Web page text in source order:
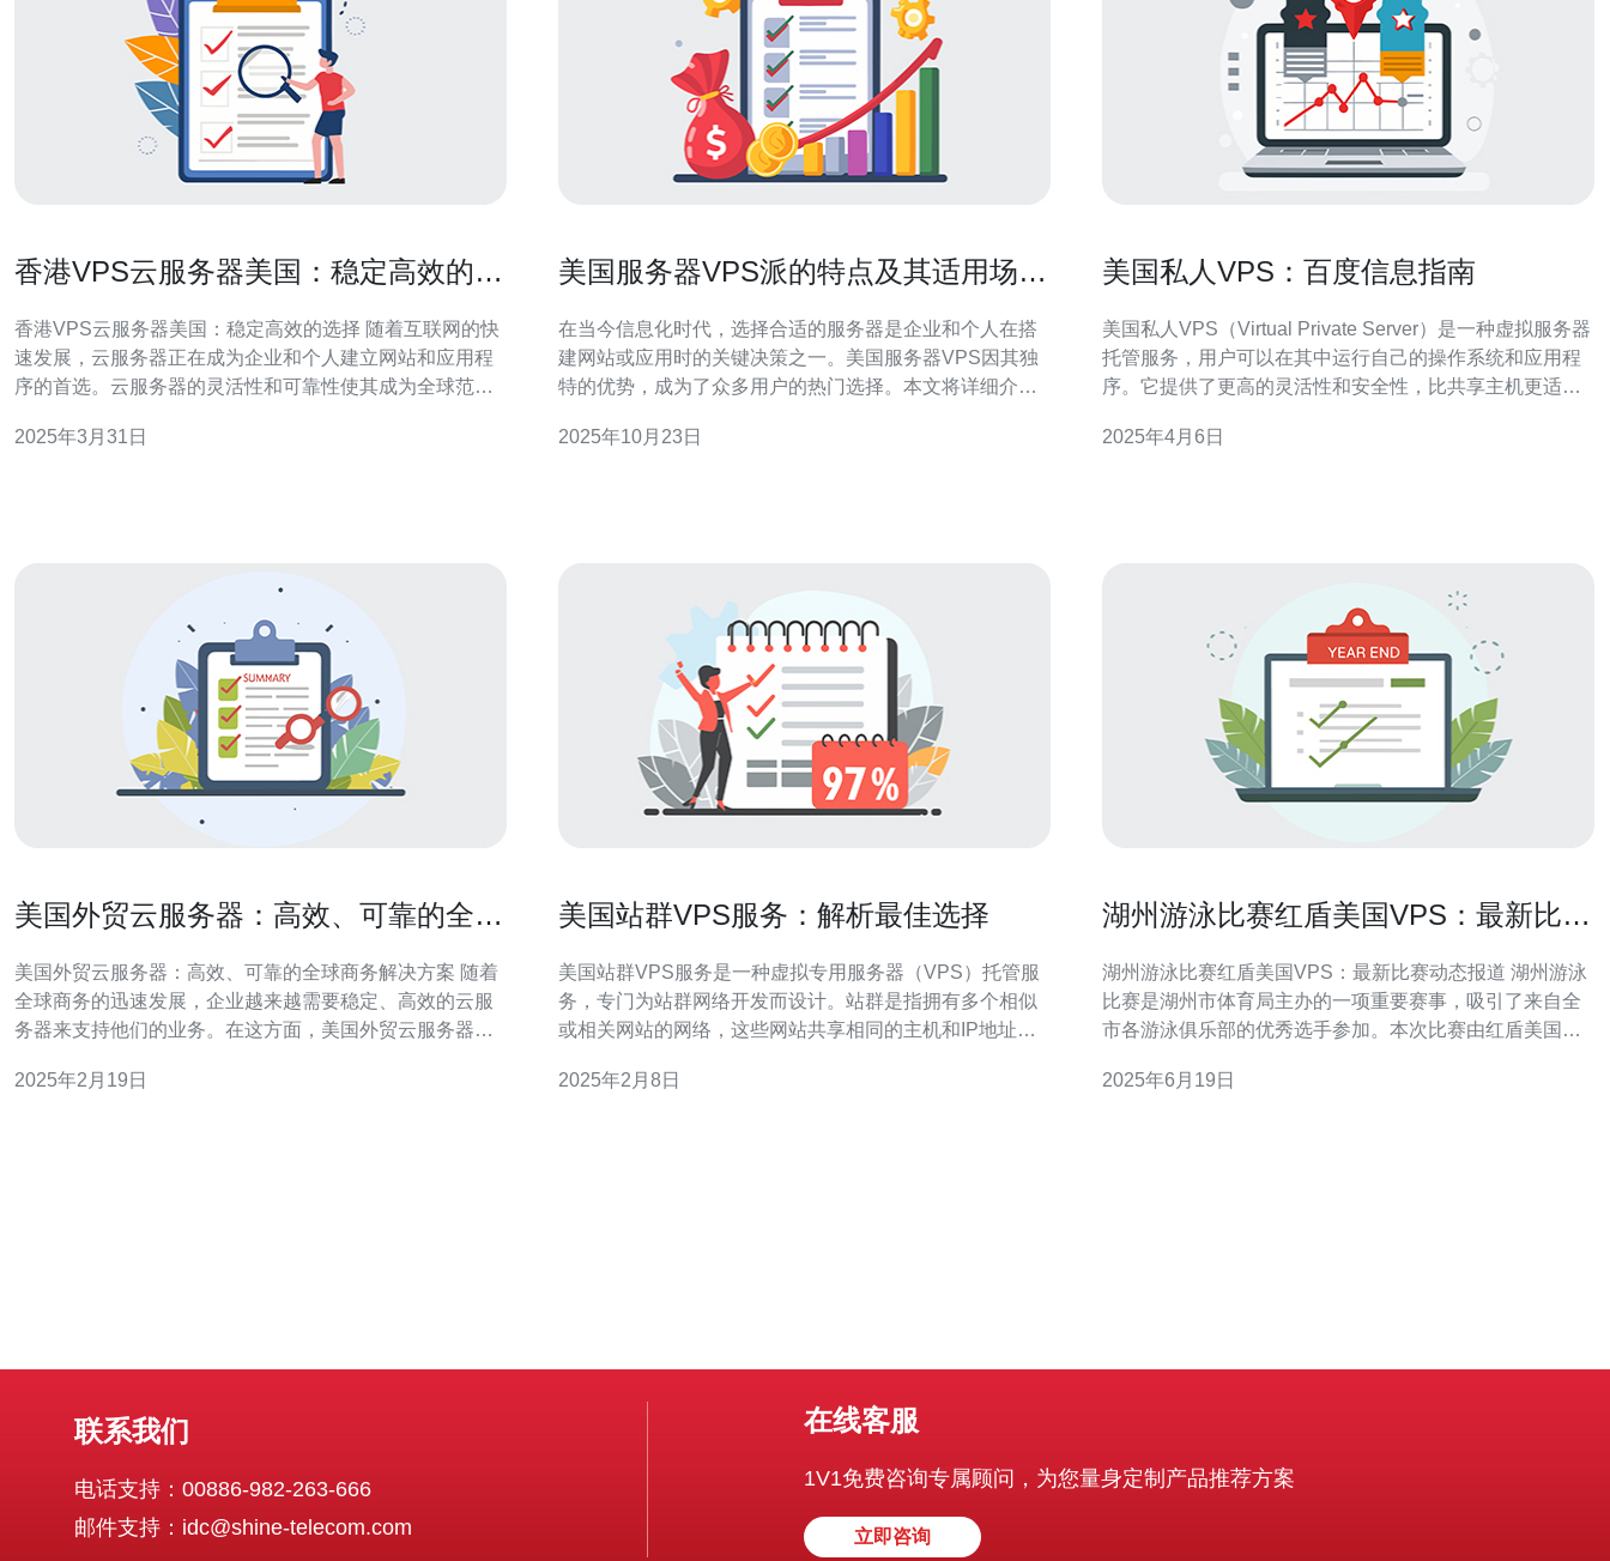
香港VPS云服务器美国：稳定高效的选
香港VPS云服务器美国：稳定高效的选择 随着互联网的快
速发展，云服务器正在成为企业和个人建立网站和应用程
序的首选。云服务器的灵活性和可靠性使其成为全球范围
择，它将高效的香港服务器与稳定的美国服务器相结合，
2025年3月31日
美国服务器VPS派的特点及其适用场景
在当今信息化时代，选择合适的服务器是企业和个人在搭
建网站或应用时的关键决策之一。美国服务器VPS因其独
特的优势，成为了众多用户的热门选择。本文将详细介绍
的方案，确保在性能和成本之间达到最佳平衡。 什么是
2025年10月23日
美国私人VPS：百度信息指南
美国私人VPS（Virtual Private Server）是一种虚拟服务器
托管服务，用户可以在其中运行自己的操作系统和应用程
序。它提供了更高的灵活性和安全性，比共享主机更适合
下优点： 资源独立：每个用户都有自己的CPU、内存和硬
2025年4月6日
美国外贸云服务器：高效、可靠的全球
美国外贸云服务器：高效、可靠的全球商务解决方案 随着
全球商务的迅速发展，企业越来越需要稳定、高效的云服
务器来支持他们的业务。在这方面，美国外贸云服务器成
务器的优势，以及为什么它是一个可靠和高效的全球商务
2025年2月19日
美国站群VPS服务：解析最佳选择
美国站群VPS服务是一种虚拟专用服务器（VPS）托管服
务，专门为站群网络开发而设计。站群是指拥有多个相似
或相关网站的网络，这些网站共享相同的主机和IP地址，
务有以下几个优势： 1. 稳定性和可靠性 美国站群VPS服务
2025年2月8日
湖州游泳比赛红盾美国VPS：最新比赛
湖州游泳比赛红盾美国VPS：最新比赛动态报道 湖州游泳
比赛是湖州市体育局主办的一项重要赛事，吸引了来自全
市各游泳俱乐部的优秀选手参加。本次比赛由红盾美国
比赛将在湖州市游泳馆举行，分为预赛和决赛两个阶段。
2025年6月19日
联系我们
电话支持：00886-982-263-666
邮件支持：idc@shine-telecom.com
在线客服
1V1免费咨询专属顾问，为您量身定制产品推荐方案
立即咨询